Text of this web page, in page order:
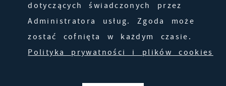
dotyczących świadczonych przez
Administratora usług. Zgoda może
zostać cofnięta w każdym czasie.
Polityka prywatności i plików cookies